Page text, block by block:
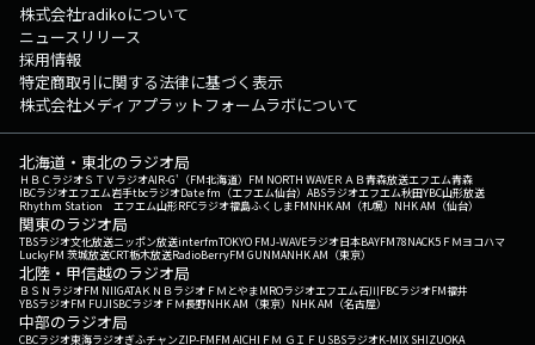
株式会社radikoについて
ニュースリリース
採用情報
特定商取引に関する法律に基づく表示
株式会社メディアプラットフォームラボについて
北海道・東北のラジオ局
ＨＢＣラジオＳＴＶラジオAIR-G'（FM北海道） FM NORTH WAVEＲＡＢ青森放送エフエム青森
IBCラジオエフエム岩手tbcラジオDate fm（エフエム仙台） ABSラジオエフエム秋田YBC山形放送
Rhythm Station エフエム山形RFCラジオ福島ふくしまFMNHK AM（札幌） NHK AM（仙台）
関東のラジオ局
TBSラジオ文化放送ニッポン放送interfmTOKYO FMJ-WAVEラジオ日本BAYFM78NACK5 ＦＭヨコハマ
LuckyFM 茨城放送CRT栃木放送RadioBerryFM GUNMANHK AM（東京）
北陸・甲信越のラジオ局
ＢＳＮラジオFM NIIGATAＫＮＢラジオ ＦＭとやまMROラジオエフエム石川FBCラジオFM福井
YBSラジオFM FUJISBCラジオ ＦＭ長野NHK AM（東京） NHK AM（名古屋）
中部のラジオ局
CBCラジオ東海ラジオぎふチャンZIP-FMFM AICHI ＦＭ ＧＩＦＵ SBSラジオK-MIX SHIZUOKA